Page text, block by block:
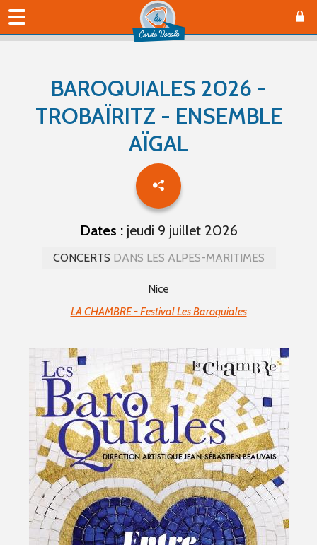
BAROQUIALES 2026 -
TROBAÏRITZ - ENSEMBLE
AÏGAL
Dates :jeudi 9 juillet 2026
CONCERTS DANS LES ALPES-MARITIMES
Nice
LA CHAMBRE - Festival Les Baroquiales